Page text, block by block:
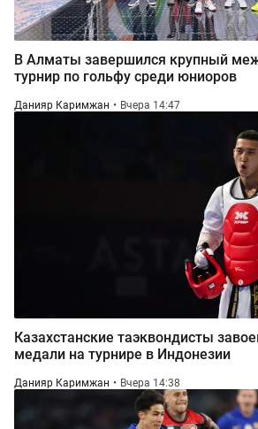
В Алматы завершился крупный
турнир по гольфу среди юниоров
Данияр Каримжан Вчера 14:47
Казахстанские таэквондисты
медали на турнире в Индонезии
Данияр Каримжан Вчера 14:38